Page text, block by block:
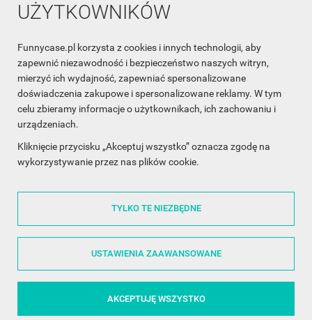
UŻYTKOWNIKÓW
Funnycase.pl korzysta z cookies i innych technologii, aby
zapewnić niezawodność i bezpieczeństwo naszych witryn,
mierzyć ich wydajność, zapewniać spersonalizowane
doświadczenia zakupowe i spersonalizowane reklamy. W tym
celu zbieramy informacje o użytkownikach, ich zachowaniu i
urządzeniach.
Kliknięcie przycisku „Akceptuj wszystko” oznacza zgodę na
wykorzystywanie przez nas plików cookie.
TYLKO TE NIEZBĘDNE
USTAWIENIA ZAAWANSOWANE
AKCEPTUJĘ WSZYSTKO
INFORMACJA O SKLEPIE
INFORMACJE
OBSŁUGA KLIENTA
WSPÓŁPRACA
ŚLEDŹ NAS NA FACEBOOKU
Made with❤in Poland